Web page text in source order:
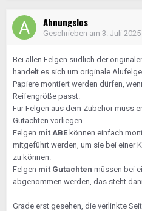
Ahnungslos
Geschrieben am 3. Juli 2025
Bei allen Felgen südlich der
handelt es sich um originale
Papiere montiert werden dürfen,
Reifengröße passt.
Für Felgen aus dem Zubehör muss
Gutachten vorliegen.
Felgen mit ABE können einfach
mitgeführt werden, um sie bei einer
zu können.
Felgen mit Gutachten müssen bei
abgenommen werden, das steht
Grade erst gesehen, die verlinkte